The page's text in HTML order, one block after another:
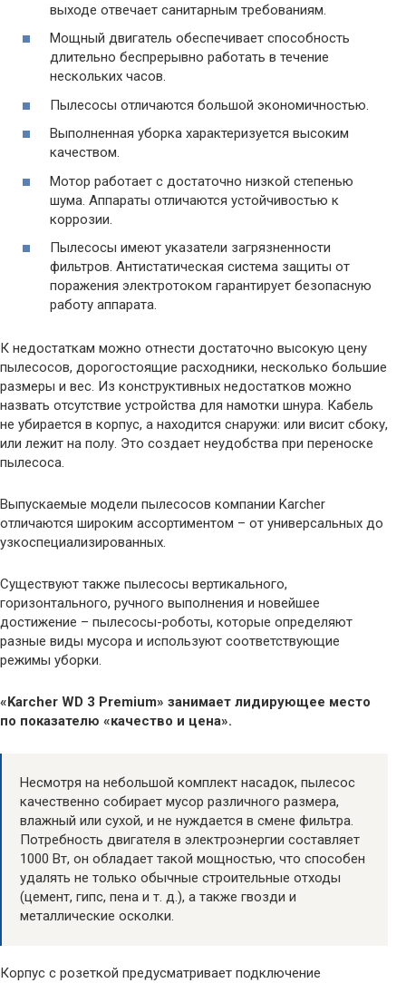
выходе отвечает санитарным требованиям.
Мощный двигатель обеспечивает способность
длительно беспрерывно работать в течение
нескольких часов.
Пылесосы отличаются большой экономичностью.
Выполненная уборка характеризуется высоким
качеством.
Мотор работает с достаточно низкой степенью
шума. Аппараты отличаются устойчивостью к
коррозии.
Пылесосы имеют указатели загрязненности
фильтров. Антистатическая система защиты от
поражения электротоком гарантирует безопасную
работу аппарата.
К недостаткам можно отнести достаточно высокую цену
пылесосов, дорогостоящие расходники, несколько большие
размеры и вес. Из конструктивных недостатков можно
назвать отсутствие устройства для намотки шнура. Кабель
не убирается в корпус, а находится снаружи: или висит сбоку,
или лежит на полу. Это создает неудобства при переноске
пылесоса.
Выпускаемые модели пылесосов компании Karcher
отличаются широким ассортиментом – от универсальных до
узкоспециализированных.
Существуют также пылесосы вертикального,
горизонтального, ручного выполнения и новейшее
достижение – пылесосы-роботы, которые определяют
разные виды мусора и используют соответствующие
режимы уборки.
«Karcher WD 3 Premium» занимает лидирующее место
по показателю «качество и цена».
Несмотря на небольшой комплект насадок, пылесос
качественно собирает мусор различного размера,
влажный или сухой, и не нуждается в смене фильтра.
Потребность двигателя в электроэнергии составляет
1000 Вт, он обладает такой мощностью, что способен
удалять не только обычные строительные отходы
(цемент, гипс, пена и т. д.), а также гвозди и
металлические осколки.
Корпус с розеткой предусматривает подключение